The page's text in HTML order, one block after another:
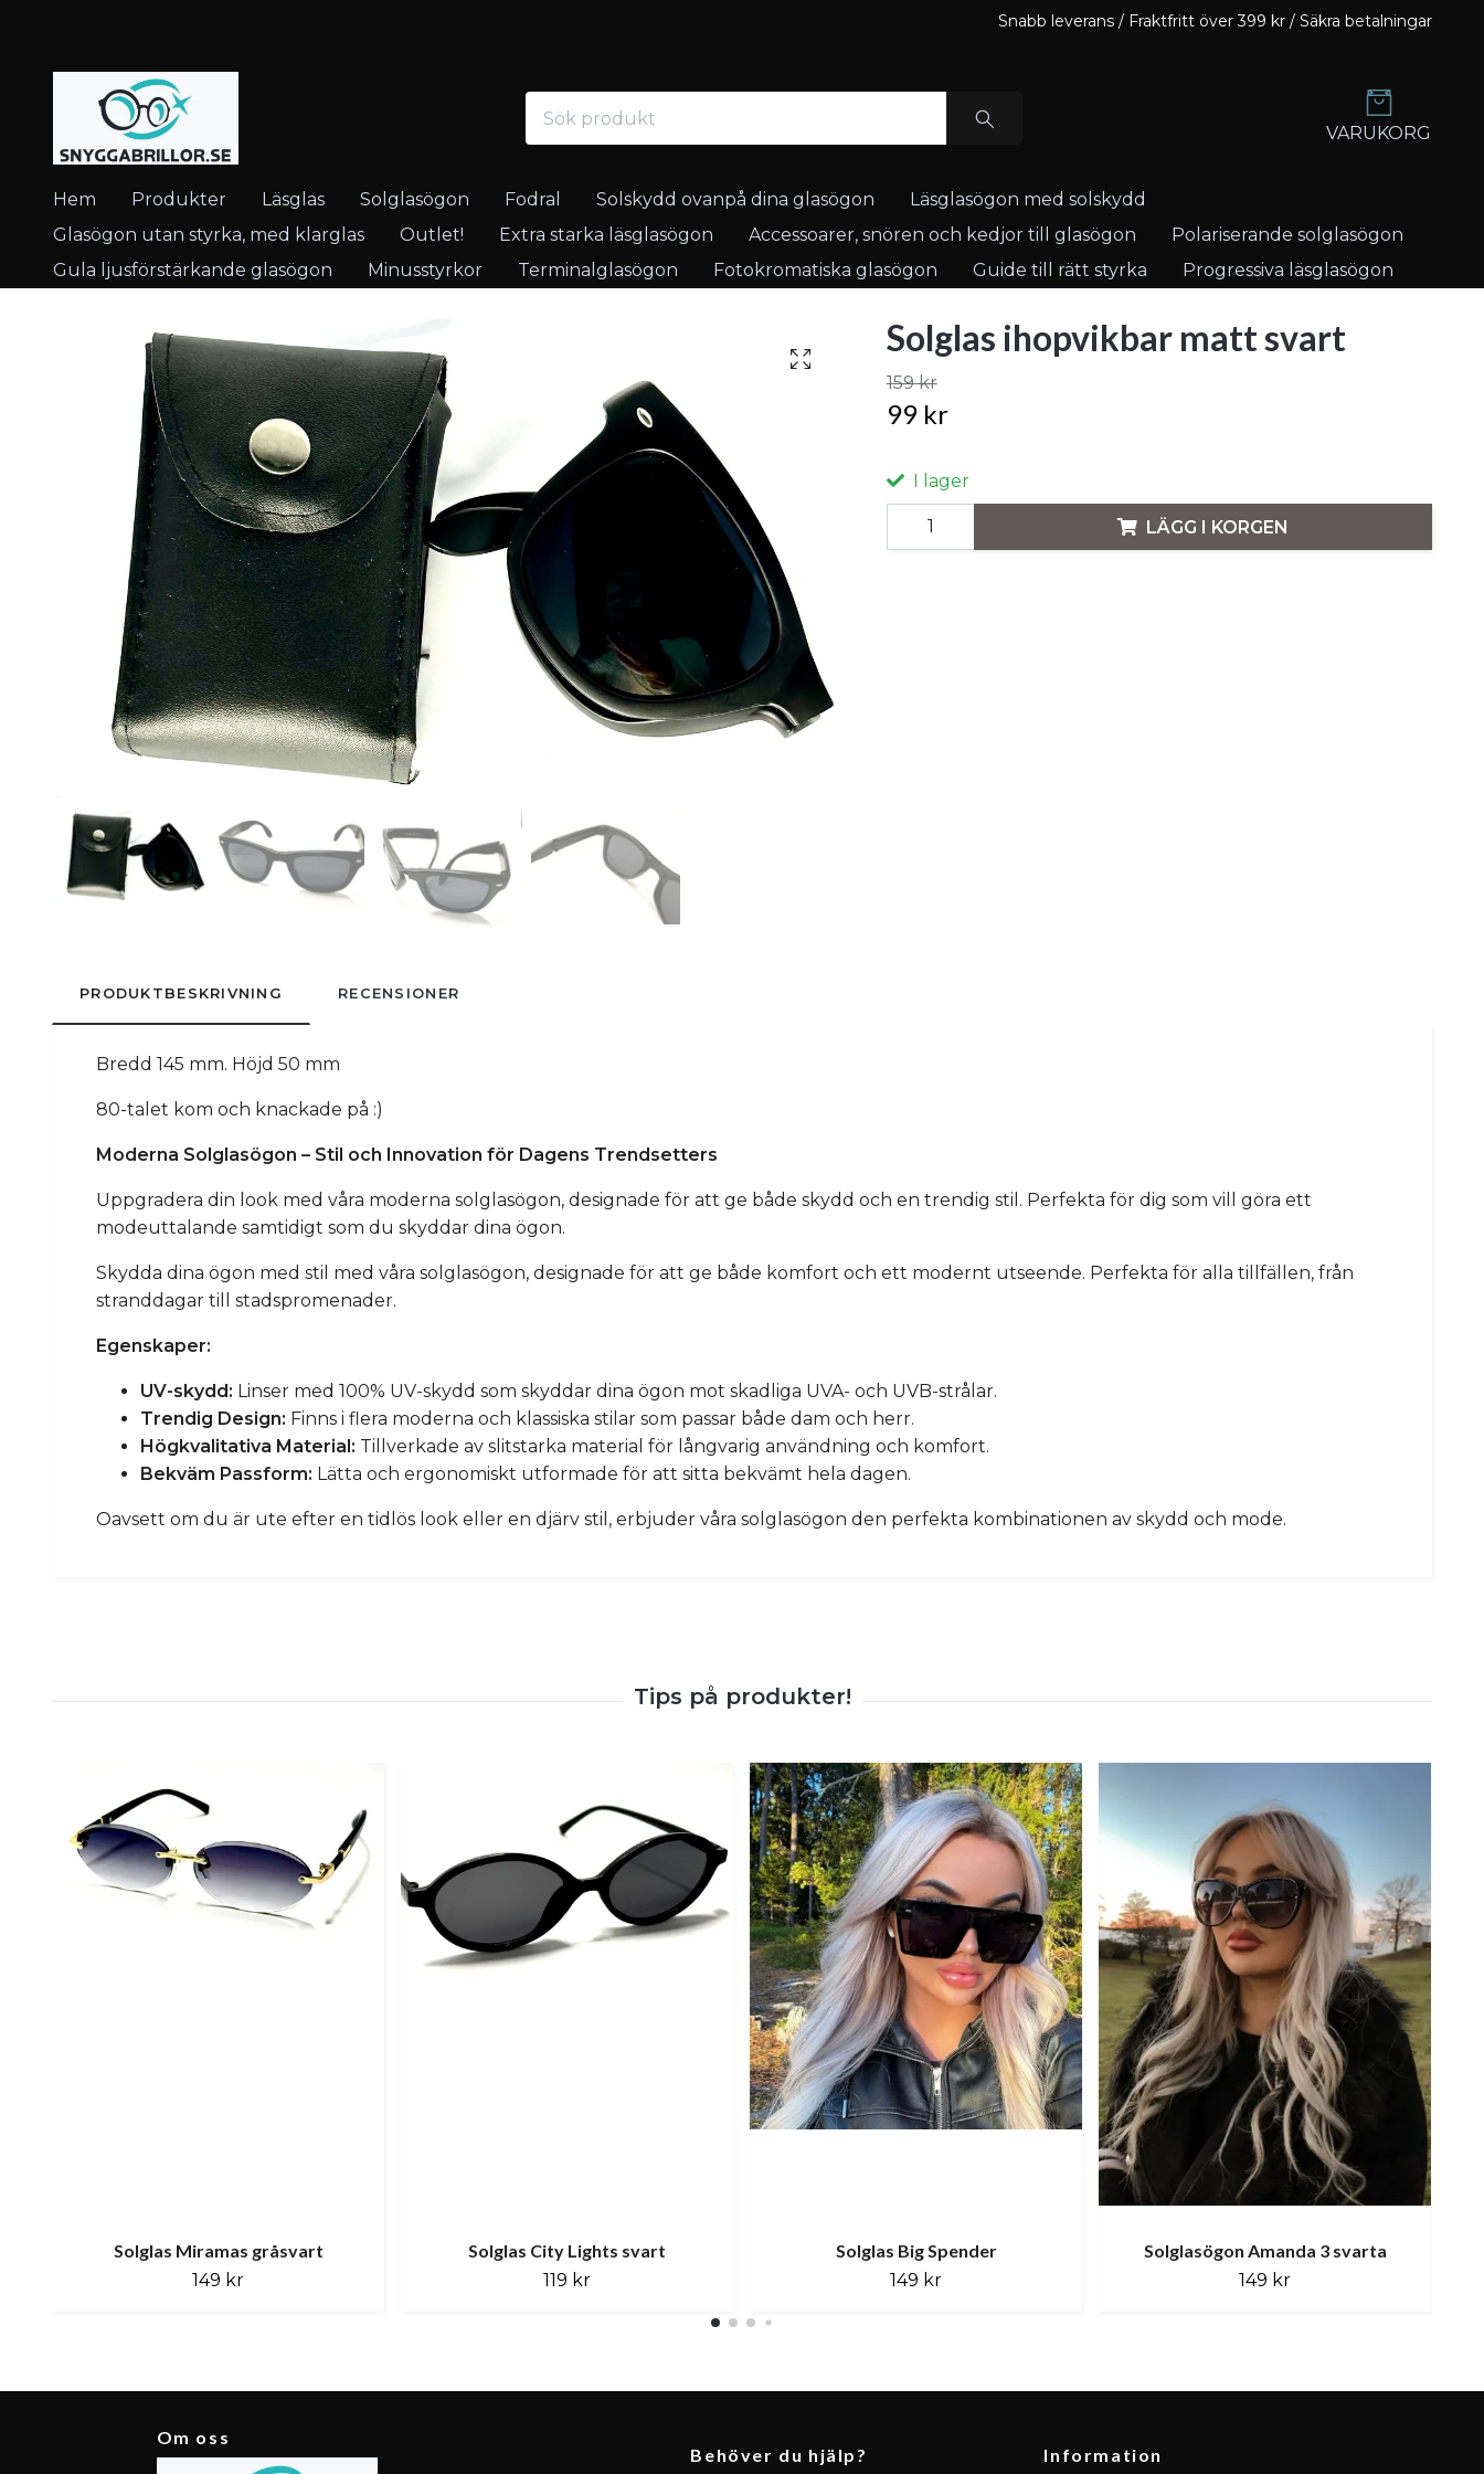
Snabb leverans / Fraktfritt över 399 kr / Säkra betalningar
VARUKORG
Hem Produkter Läsglas Solglasögon Fodral Solskydd ovanpå dina glasögon
Läsglasögon med solskydd
Glasögon utan styrka, med klarglas
Outlet! Extra starka läsglasögon Accessoarer, snören och kedjor till glasögon
Polariserande solglasögon
Gula ljusförstärkande glasögon
Minusstyrkor Terminalglasögon Fotokromatiska glasögon Guide till rätt styrka Progressiva läsglasögon
Solglas ihopvikbar matt svart
159 kr
99 kr
I lager
LÄGG I KORGEN
PRODUKTBESKRIVNING RECENSIONER
Bredd 145 mm. Höjd 50 mm
80-talet kom och knackade på :)
Moderna Solglasögon – Stil och Innovation för Dagens Trendsetters
Uppgradera din look med våra moderna solglasögon, designade för att ge både skydd och en trendig stil. Perfekta för dig som vill göra ett
modeuttalande samtidigt som du skyddar dina ögon.
Skydda dina ögon med stil med våra solglasögon, designade för att ge både komfort och ett modernt utseende. Perfekta för alla tillfällen, från
stranddagar till stadspromenader.
Egenskaper:
UV-skydd: Linser med 100% UV-skydd som skyddar dina ögon mot skadliga UVA- och UVB-strålar.
Trendig Design: Finns i flera moderna och klassiska stilar som passar både dam och herr.
Högkvalitativa Material: Tillverkade av slitstarka material för långvarig användning och komfort.
Bekväm Passform: Lätta och ergonomiskt utformade för att sitta bekvämt hela dagen.
Oavsett om du är ute efter en tidlös look eller en djärv stil, erbjuder våra solglasögon den perfekta kombinationen av skydd och mode.
Solglas Miramas gråsvart
149 kr
Solglas City Lights svart
119 kr
Solglas Big Spender
149 kr
Solglasögon Amanda 3 svarta
149 kr
Om oss
Behöver du hjälp?
Information